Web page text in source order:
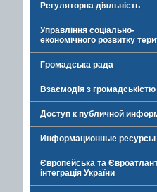
Регуляторна діяльність
Управління соціально-
економічного розвитку
Громадська рада
Взаємодія з громадськістю
Доступ к публичной
Информационные ресурсы
Європейська та
інтеграція України